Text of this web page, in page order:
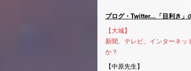
ブログ・Twitter...「目利き」
【大城】
新聞、テレビ、インターネ
か？
【中原先生】